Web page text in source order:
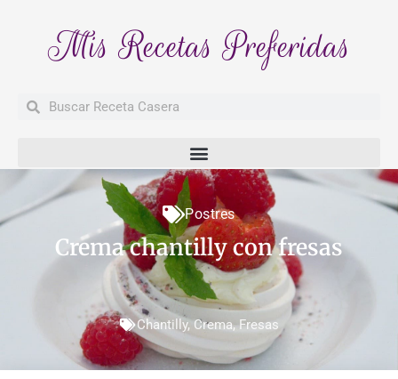
Mis Recetas Preferidas
BuscarBuscar
Postres
Crema chantilly con fresas
Chantilly,Crema,Fresas